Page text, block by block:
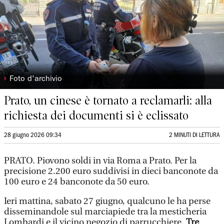
◗ Foto d'archivio
Prato, un cinese è tornato a reclamarli: alla
richiesta dei documenti si è eclissato
28 giugno 2026 09:34 2 MINUTI DI LETTURA
PRATO. Piovono soldi in via Roma a Prato. Per la
precisione 2.200 euro suddivisi in dieci banconote da
100 euro e 24 banconote da 50 euro.
Ieri mattina, sabato 27 giugno, qualcuno le ha perse
disseminandole sul marciapiede tra la mesticheria